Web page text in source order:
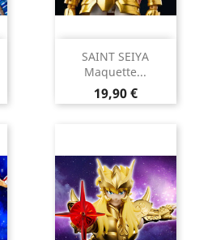
SAINT SEIYA
Maquette...
Prix
19,90 €